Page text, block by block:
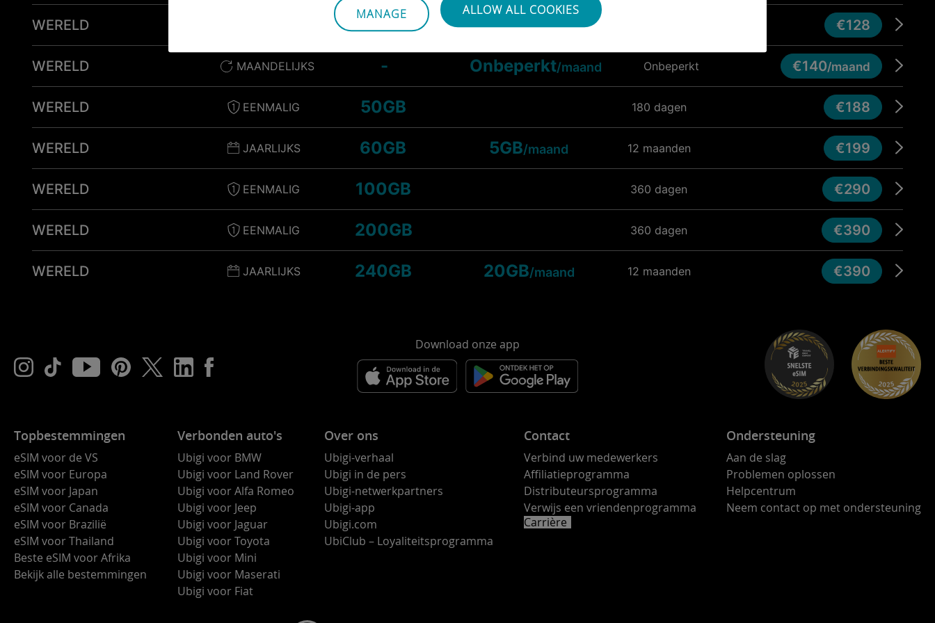
MANAGE ALLOW ALL COOKIES
WERELD 25GB €128
WERELD MAANDELIJKS - Onbeperkt/maand Onbeperkt €140/maand
WERELD EENMALIG 50GB 180 dagen €188
WERELD JAARLIJKS 60GB 5GB/maand 12 maanden €199
WERELD EENMALIG 100GB 360 dagen €290
WERELD EENMALIG 200GB 360 dagen €390
WERELD JAARLIJKS 240GB 20GB/maand 12 maanden €390
Download onze app
Topbestemmingen
eSIM voor de VS
eSIM voor Europa
eSIM voor Japan
eSIM voor Canada
eSIM voor Brazilië
eSIM voor Thailand
Beste eSIM voor Afrika
Bekijk alle bestemmingen
Verbonden auto's
Ubigi voor BMW
Ubigi voor Land Rover
Ubigi voor Alfa Romeo
Ubigi voor Jeep
Ubigi voor Jaguar
Ubigi voor Toyota
Ubigi voor Mini
Ubigi voor Maserati
Ubigi voor Fiat
Over ons
Ubigi-verhaal
Ubigi in de pers
Ubigi-netwerkpartners
Ubigi-app
Ubigi.com
UbiClub – Loyaliteitsprogramma
Contact
Verbind uw medewerkers
Affiliatieprogramma
Distributeursprogramma
Verwijs een vriendenprogramma
Carrière
Ondersteuning
Aan de slag
Problemen oplossen
Helpcentrum
Neem contact op met ondersteuning